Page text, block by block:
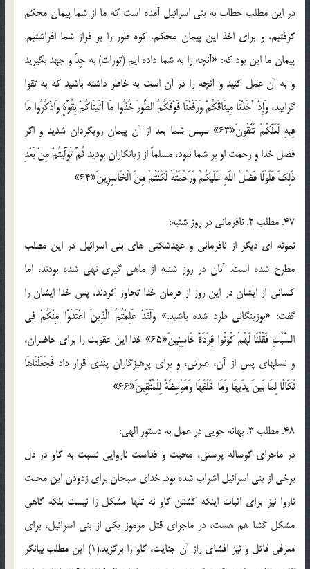
در اين مطلب خطاب به بني اسرائيل آمده است که ما از شما پيمان محکم
گرفتيم، و براي اخذ اين پيمان محکم، کوه طور را بر فراز شما افراشتيم.
پيمان ما اين بود که: «آنچه را به شما داده ايم (تورات) به جِدّ و جهد بگيريد
و به آن عمل کنيد و آنچه را در آن است به خاطر داشته باشيد که به تقوا
گراييد، وَإِذْ أَخَذْنَا مِيثَاقَكُمْ وَرَفَعْنَا فَوْقَكُمُ الطُّورَ خُذُوا مَا آتَينَاكُمْ بِقُوَّةٍ وَاذْكُرُوا مَا
فِيهِ لَعَلَّكُمْ تَتَّقُونَ«63» سپس شما بعد از آن پيمان رويگردان شديد و اگر
فضل خدا و رحمت او بر شما نبود، مسلماً از زيانکاران بوديد ثُمَّ تَوَلَّيتُمْ مِنْ بَعْدِ
ذَلِكَ فَلَوْلَا فَضْلُ اللَّهِ عَلَيكُمْ وَرَحْمَتُهُ لَكُنْتُمْ مِنَ الْخَاسِرِينَ«64»
47. مطلب 2. نافرماني در روز شنبه:
نمونه اي ديگر از نافرماني و عهدشکني هاي بني اسرائيل در اين مطلب
مطرح شده است. آنان در روز شنبه از ماهي گيري نهي شده بودند، اما
کساني از ايشان در اين روز از فرمان خدا تجاوز کردند، پس خدا ايشان را
گفت: «بوزينگاني طرد شده باشيد.» وَلَقَدْ عَلِمْتُمُ الَّذِينَ اعْتَدَوْا مِنْكُمْ فِي
السَّبْتِ فَقُلْنَا لَهُمْ كُونُوا قِرَدَةً خَاسِئِينَ«65» خدا اين عقوبت را براي حاضران،
و نسلهاي پس از آن، عبرتي، و براي پرهيزگاران پندي قرار داد فَجَعَلْنَاهَا
نَكَالًا لِمَا بَينَ يدَيهَا وَمَا خَلْفَهَا وَمَوْعِظَةً لِلْمُتَّقِينَ«66»
48. مطلب 3. بهانه جويي در عمل به دستور الهي:
در ماجراي گوساله پرستي، محبت و قداست ناروايي نسبت به گاو در دل
برخي از بني اسرائيل اشراب شده بود. خداي سبحان براي زدودن اين محبت
ناروا نيز براي اثبات اينکه کشتن گاو نه تنها مشکل زا نيست بلکه گاهي
مشکل گشا هم هست، در ماجراي قتل مرموز يکي از بني اسرائيل، براي
معرفي قاتل و نيز افشاي راز آن جنايت، گاو را برگزيد.(1) اين مطلب بيانگر